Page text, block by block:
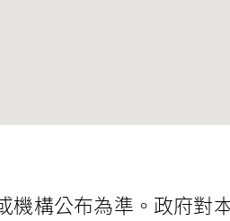
構公布為準。政府對